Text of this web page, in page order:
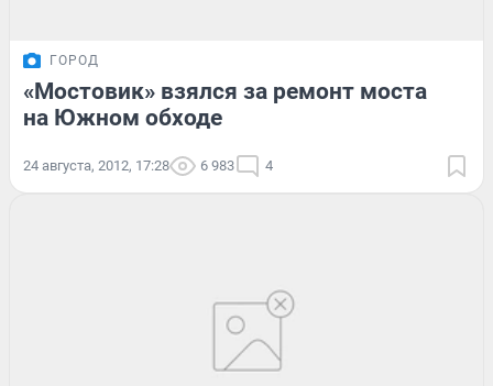
ГОРОД
«Мостовик» взялся за ремонт моста
на Южном обходе
24 августа, 2012, 17:28 6 983 4